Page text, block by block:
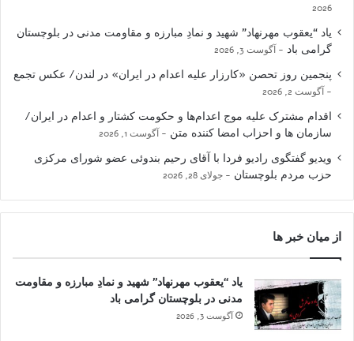
2026
یاد “یعقوب مهرنهاد” شهید و نمادِ مبارزه و مقاومت مدنی در بلوچستان
گرامی باد
آگوست 3, 2026
پنجمین روز تحصن «کارزار علیه اعدام در ایران» در لندن/ عکس تجمع
آگوست 2, 2026
اقدام مشترک علیه موج اعدام‌ها و حکومت کشتار و اعدام در ایران/
سازمان ها و احزاب امضا کننده متن
آگوست 1, 2026
ویدیو گفتگوی رادیو فردا با آقای رحیم بندوئی عضو شورای مرکزی
حزب مردم بلوچستان
جولای 28, 2026
از میان خبر ها
یاد “یعقوب مهرنهاد” شهید و نمادِ مبارزه و مقاومت
مدنی در بلوچستان گرامی باد
آگوست 3, 2026